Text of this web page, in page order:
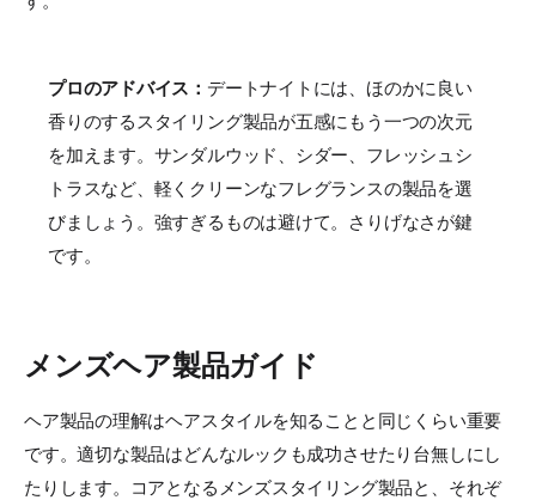
プロのアドバイス： デートナイトには、ほのかに良い
香りのするスタイリング製品が五感にもう一つの次元
を加えます。サンダルウッド、シダー、フレッシュシ
トラスなど、軽くクリーンなフレグランスの製品を選
びましょう。強すぎるものは避けて。さりげなさが鍵
です。
メンズヘア製品ガイド
ヘア製品の理解はヘアスタイルを知ることと同じくらい重要
です。適切な製品はどんなルックも成功させたり台無しにし
たりします。コアとなるメンズスタイリング製品と、それぞ